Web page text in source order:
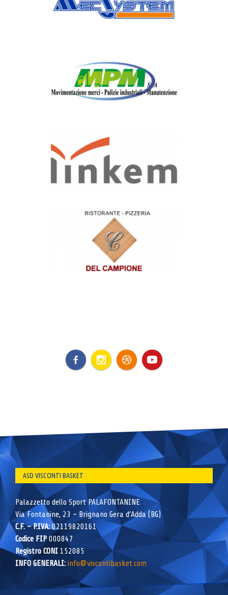
ASD VISCONTI BASKET
Palazzetto dello Sport PALAFONTANINE
Via Fontanine, 23 – Brignano Gera d’Adda (BG)
C.F. – P.IVA:02119820161
Codice FIP000847
Registro CONI 152085
INFO GENERALI: info@viscontibasket.com